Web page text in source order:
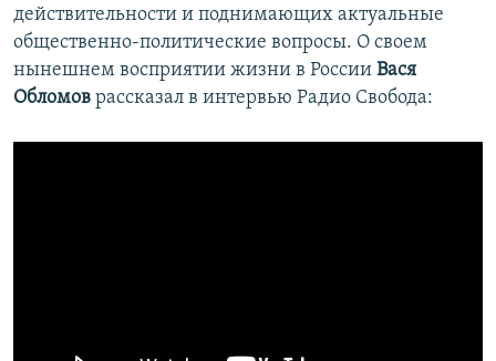
действительности и поднимающих актуальные
общественно-политические вопросы. О своем
нынешнем восприятии жизни в России Вася
Обломов рассказал в интервью Радио Свобода: